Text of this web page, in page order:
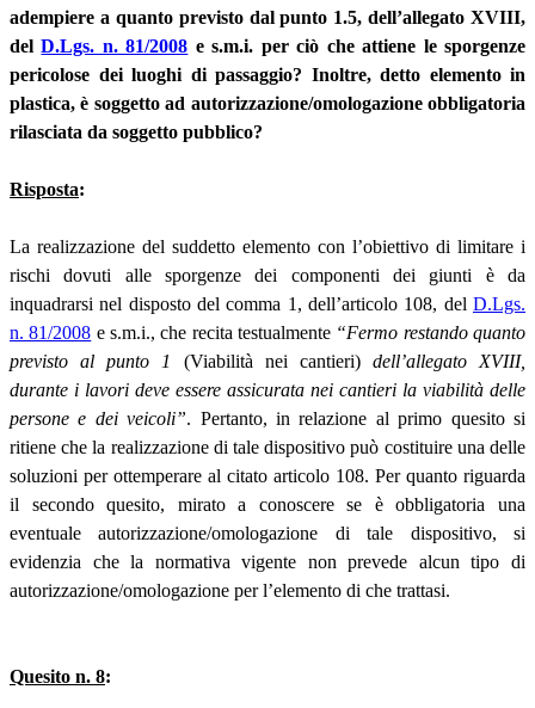
adempiere a quanto previsto dal punto 1.5, dell’allegato XVIII,
delD.Lgs. n. 81/2008 e s.m.i. per ciò che attiene le sporgenze
pericolose dei luoghi di passaggio? Inoltre, detto elemento in
plastica, è soggetto ad autorizzazione/omologazione obbligatoria
rilasciata da soggetto pubblico?
Risposta:
La realizzazione del suddetto elemento con l’obiettivo di limitare i
rischi dovuti alle sporgenze dei componenti dei giunti è da
inquadrarsi nel disposto del comma 1, dell’articolo 108, del D.Lgs.
n. 81/2008 e s.m.i., che recita testualmente “Fermo restando quanto
previsto al punto 1 (Viabilità nei cantieri) dell’allegato XVIII,
durante i lavori deve essere assicurata nei cantieri la viabilità delle
persone e dei veicoli”. Pertanto, in relazione al primo quesito si
ritiene che la realizzazione di tale dispositivo può costituire una delle
soluzioni per ottemperare al citato articolo 108. Per quanto riguarda
il secondo quesito, mirato a conoscere se è obbligatoria una
eventuale autorizzazione/omologazione di tale dispositivo, si
evidenzia che la normativa vigente non prevede alcun tipo di
autorizzazione/omologazione per l’elemento di che trattasi.
Quesito n. 8: